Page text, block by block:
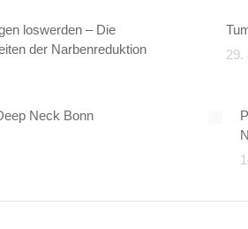
loswerden – Die
der Narbenreduktion
29.
Neck Bonn